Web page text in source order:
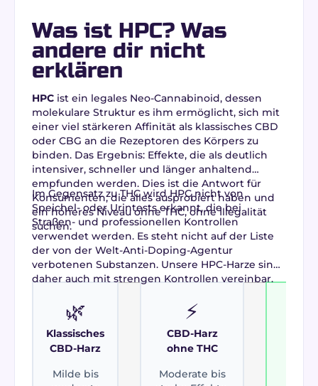
Was ist HPC? Was
andere dir nicht
erklären
HPC ist ein legales Neo-Cannabinoid, dessen
molekulare Struktur es ihm ermöglicht, sich mit
einer viel stärkeren Affinität als klassisches CBD
oder CBG an die Rezeptoren des Körpers zu
binden. Das Ergebnis: Effekte, die als deutlich
intensiver, schneller und länger anhaltend
empfunden werden. Dies ist die Antwort für
Konsumenten, die alles ausprobiert haben und
ein höheres Niveau ohne THC, ohne Illegalität
suchen.
Im Gegensatz zu THC wird HPC nicht von
Speichel- oder Urintests erkannt, die bei
Straßen- und professionellen Kontrollen
verwendet werden. Es steht nicht auf der Liste
der von der Welt-Anti-Doping-Agentur
verbotenen Substanzen. Unsere HPC-Harze sind
daher auch mit strengen Kontrollen vereinbar.
🌿
Klassisches
CBD-Harz
Milde bis
⚡
CBD-Harz
ohne THC
Moderate bis